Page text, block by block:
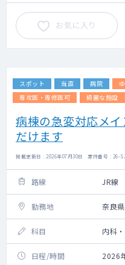
お気に入り
スポット 当直 病院
専攻医・専修医可
綺麗な施設
病棟の急変対応メ
だけます
掲載更新日 : 2026年07月30日 案件番号 : 26-
路線 JR線
勤務地 奈良
科目 内科
日程/時間 2026